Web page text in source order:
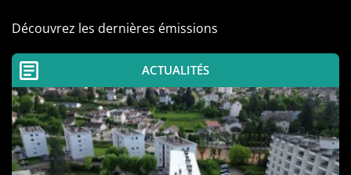
Découvrez les dernières émissions
ACTUALITÉS